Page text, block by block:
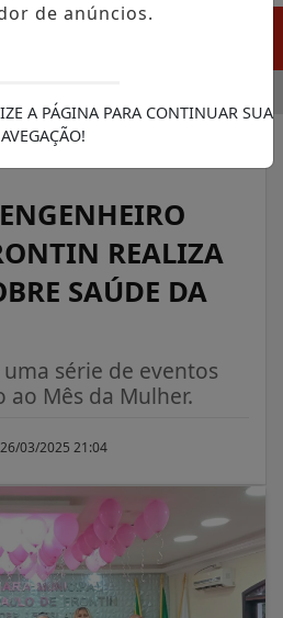
REALIZA
SAÚDE DA
série de eventos
Mês da Mulher.
26/03/2025 21:04
de anúncios.
A PÁGINA PARA CONTINUAR SUA